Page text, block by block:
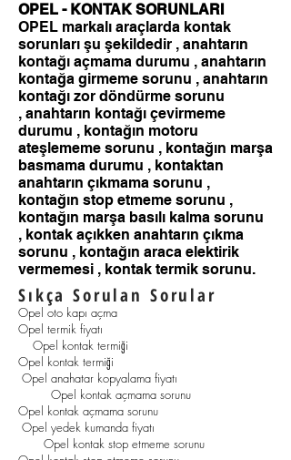
OPEL - KONTAK SORUNLARI
OPEL markalı araçlarda kontak
sorunları şu şekildedir , anahtarın
kontağı açmama durumu , anahtarın
kontağa girmeme sorunu , anahtarın
kontağı zor döndürme sorunu
, anahtarın kontağı çevirmeme
durumu , kontağın motoru
ateşlememe sorunu , kontağın marşa
basmama durumu , kontaktan
anahtarın çıkmama sorunu ,
kontağın stop etmeme sorunu ,
kontağın marşa basılı kalma sorunu
, kontak açıkken anahtarın çıkma
sorunu , kontağın araca elektirik
vermemesi , kontak termik sorunu.
Sıkça Sorulan Sorular
Opel oto kapı açma
Opel termik fiyatı
Opel kontak termiği
Opel kontak termiği
Opel anahatar kopyalama fiyatı
Opel kontak açmama sorunu
Opel kontak açmama sorunu
Opel yedek kumanda fiyatı
Opel kontak stop etmeme sorunu